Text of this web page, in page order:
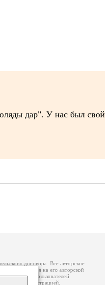
дар". У нас был свой
договора
. Все авторские
обратиться на его авторской
. Данные пользователей
с администрацией